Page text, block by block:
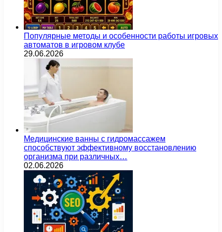
Популярные методы и особенности работы игровых
автоматов в игровом клубе
29.06.2026
Медицинские ванны с гидромассажем
способствуют эффективному восстановлению
организма при различных…
02.06.2026